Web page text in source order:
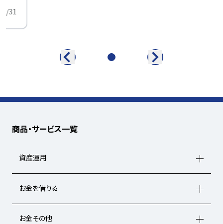
31
商品・サービス一覧
資産運用
お金を借りる
お金その他